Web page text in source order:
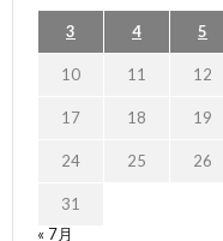
3 4 5
10 11 12
17 18 19
24 25 26
31
« 7月